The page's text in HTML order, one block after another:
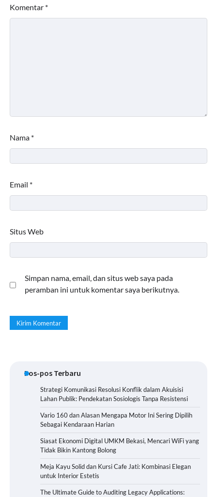
Komentar *
Nama *
Email *
Situs Web
Simpan nama, email, dan situs web saya pada
peramban ini untuk komentar saya berikutnya.
Pos-pos Terbaru
Strategi Komunikasi Resolusi Konflik dalam Akuisisi
Lahan Publik: Pendekatan Sosiologis Tanpa Resistensi
Vario 160 dan Alasan Mengapa Motor Ini Sering Dipilih
Sebagai Kendaraan Harian
Siasat Ekonomi Digital UMKM Bekasi, Mencari WiFi yang
Tidak Bikin Kantong Bolong
Meja Kayu Solid dan Kursi Cafe Jati: Kombinasi Elegan
untuk Interior Estetis
The Ultimate Guide to Auditing Legacy Applications: